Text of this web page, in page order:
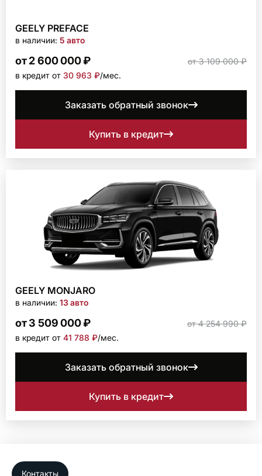
GEELY PREFACE
в наличии: 5 авто
от 2 600 000 ₽
от 3 109 000 ₽
в кредит от 30 963 ₽/мec.
Заказать обратный звонок
Купить в кредит
GEELY MONJARO
в наличии: 13 авто
от 3 509 000 ₽
от 4 254 990 ₽
в кредит от 41 788 ₽/мec.
Заказать обратный звонок
Купить в кредит
Контакты